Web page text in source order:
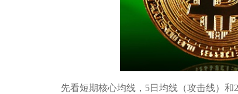
先看短期核心均线，5日均线（攻击线）